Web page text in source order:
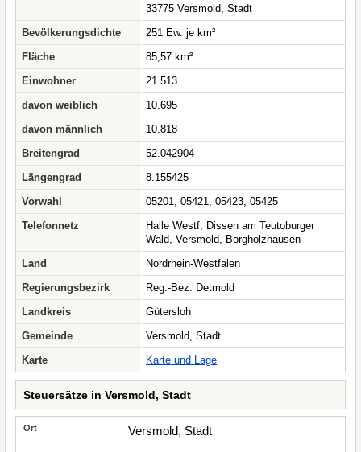
33775 Versmold, Stadt
Bevölkerungsdichte
251 Ew. je km²
Fläche
85,57 km²
Einwohner
21.513
davon weiblich
10.695
davon männlich
10.818
Breitengrad
52.042904
Längengrad
8.155425
Vorwahl
05201, 05421, 05423, 05425
Telefonnetz
Halle Westf, Dissen am Teutoburger
Wald, Versmold, Borgholzhausen
Land
Nordrhein-Westfalen
Regierungsbezirk
Reg.-Bez. Detmold
Landkreis
Gütersloh
Gemeinde
Versmold, Stadt
Karte
Karte und Lage
Steuersätze in Versmold, Stadt
Versmold, Stadt